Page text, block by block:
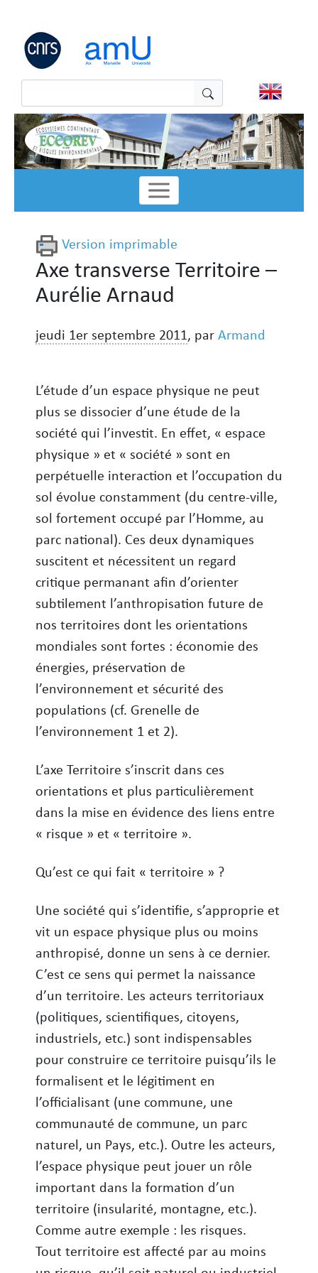
Version imprimable
Axe transverse Territoire –
Aurélie Arnaud
jeudi 1er septembre 2011, par Armand
L’étude d’un espace physique ne peut
plus se dissocier d’une étude de la
société qui l’investit. En effet, « espace
physique » et « société » sont en
perpétuelle interaction et l’occupation du
sol évolue constamment (du centre-ville,
sol fortement occupé par l’Homme, au
parc national). Ces deux dynamiques
suscitent et nécessitent un regard
critique permanant afin d’orienter
subtilement l’anthropisation future de
nos territoires dont les orientations
mondiales sont fortes : économie des
énergies, préservation de
l’environnement et sécurité des
populations (cf. Grenelle de
l’environnement 1 et 2).
L’axe Territoire s’inscrit dans ces
orientations et plus particulièrement
dans la mise en évidence des liens entre
« risque » et « territoire ».
Qu’est ce qui fait « territoire » ?
Une société qui s’identifie, s’approprie et
vit un espace physique plus ou moins
anthropisé, donne un sens à ce dernier.
C’est ce sens qui permet la naissance
d’un territoire. Les acteurs territoriaux
(politiques, scientifiques, citoyens,
industriels, etc.) sont indispensables
pour construire ce territoire puisqu’ils le
formalisent et le légitiment en
l’officialisant (une commune, une
communauté de commune, un parc
naturel, un Pays, etc.). Outre les acteurs,
l’espace physique peut jouer un rôle
important dans la formation d’un
territoire (insularité, montagne, etc.).
Comme autre exemple : les risques.
Tout territoire est affecté par au moins
Panneau de gestion des cookies